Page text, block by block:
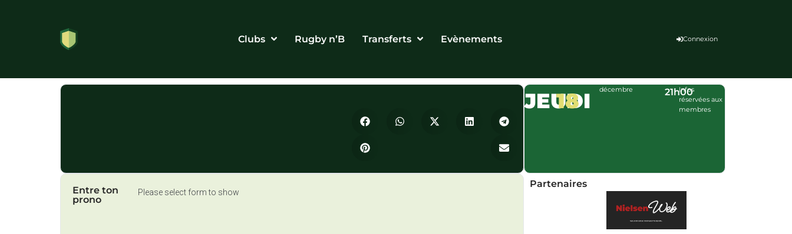
Clubs Rugby n’B Transferts Evènements Connexion
JEUDI
18 décembre 21h00
Infos
réservées aux
membres
Entre ton
prono
Please select form to show
Partenaires